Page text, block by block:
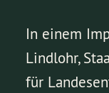
In einem
Lindlohr,
für